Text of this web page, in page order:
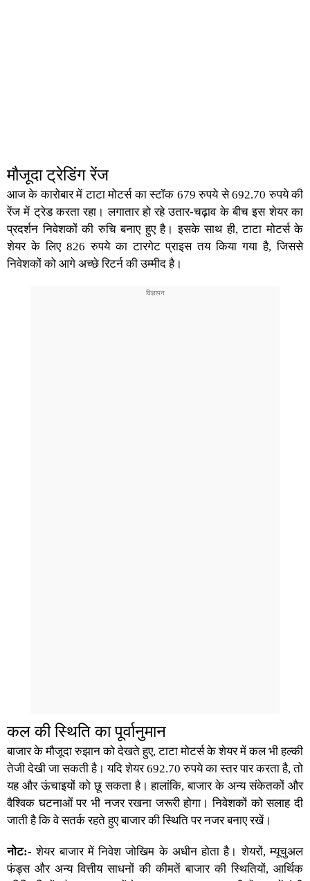
मौजूदा ट्रेडिंग रेंज
आज के कारोबार में टाटा मोटर्स का स्टॉक 679 रुपये से 692.70 रुपये की
रेंज में ट्रेड करता रहा। लगातार हो रहे उतार-चढ़ाव के बीच इस शेयर का
प्रदर्शन निवेशकों की रुचि बनाए हुए है। इसके साथ ही, टाटा मोटर्स के
शेयर के लिए 826 रुपये का टारगेट प्राइस तय किया गया है, जिससे
निवेशकों को आगे अच्छे रिटर्न की उम्मीद है।
कल की स्थिति का पूर्वानुमान
बाजार के मौजूदा रुझान को देखते हुए, टाटा मोटर्स के शेयर में कल भी हल्की
तेजी देखी जा सकती है। यदि शेयर 692.70 रुपये का स्तर पार करता है, तो
यह और ऊंचाइयों को छू सकता है। हालांकि, बाजार के अन्य संकेतकों और
वैश्विक घटनाओं पर भी नजर रखना जरूरी होगा। निवेशकों को सलाह दी
जाती है कि वे सतर्क रहते हुए बाजार की स्थिति पर नजर बनाए रखें।
नोट:- शेयर बाजार में निवेश जोखिम के अधीन होता है। शेयरों, म्यूचुअल
फंड्स और अन्य वित्तीय साधनों की कीमतें बाजार की स्थितियों, आर्थिक